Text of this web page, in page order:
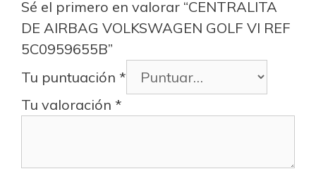
Sé el primero en valorar “CENTRALITA
DE AIRBAG VOLKSWAGEN GOLF VI REF
5C0959655B”
Tu puntuación *
Tu valoración *